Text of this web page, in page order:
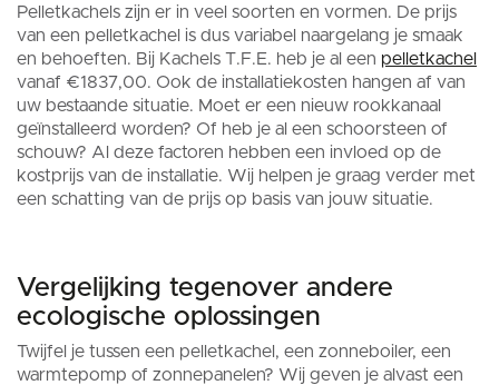
Pelletkachels zijn er in veel soorten en vormen. De prijs
van een pelletkachel is dus variabel naargelang je smaak
en behoeften. Bij Kachels T.F.E. heb je al een pelletkachel
vanaf €1837,00. Ook de installatiekosten hangen af van
uw bestaande situatie. Moet er een nieuw rookkanaal
geïnstalleerd worden? Of heb je al een schoorsteen of
schouw? Al deze factoren hebben een invloed op de
kostprijs van de installatie. Wij helpen je graag verder met
een schatting van de prijs op basis van jouw situatie.
Vergelijking tegenover andere
ecologische oplossingen
Twijfel je tussen een pelletkachel, een zonneboiler, een
warmtepomp of zonnepanelen? Wij geven je alvast een